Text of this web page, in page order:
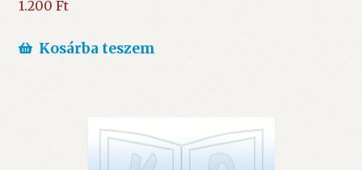
1.200 Ft
Kosárba teszem